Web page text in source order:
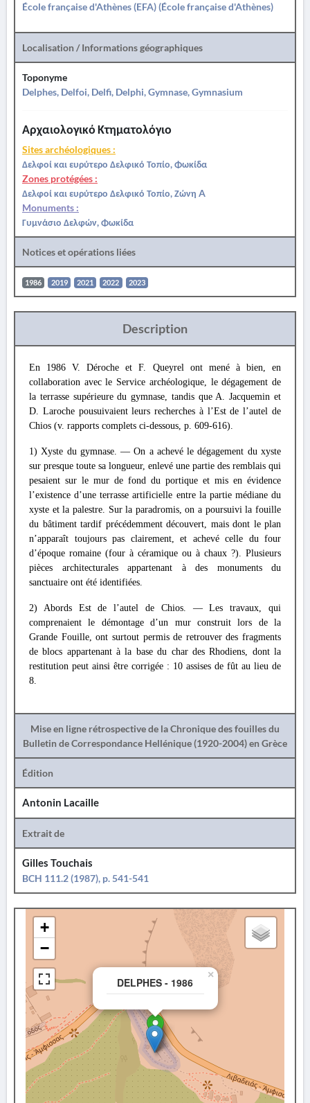
École française d'Athènes (EFA) (École française d'Athènes)
Localisation / Informations géographiques
Toponyme
Delphes, Delfoi, Delfi, Delphi, Gymnase, Gymnasium
Αρχαιολογικό Κτηματολόγιο
Sites archéologiques :
Δελφοί και ευρύτερο Δελφικό Τοπίο, Φωκίδα
Zones protégées :
Δελφοί και ευρύτερο Δελφικό Τοπίο, Ζώνη A
Monuments :
Γυμνάσιο Δελφών, Φωκίδα
Notices et opérations liées
1986 2019 2021 2022 2023
Description
En 1986 V. Déroche et F. Queyrel ont mené à bien, en
collaboration avec le Service archéologique, le dégagement de
la terrasse supérieure du gymnase, tandis que A. Jacquemin et
D. Laroche pousuivaient leurs recherches à l’Est de l’autel de
Chios (v. rapports complets ci-dessous, p. 609-616).
1) Xyste du gymnase. — On a achevé le dégagement du xyste
sur presque toute sa longueur, enlevé une partie des remblais qui
pesaient sur le mur de fond du portique et mis en évidence
l’existence d’une terrasse artificielle entre la partie médiane du
xyste et la palestre. Sur la paradromis, on a poursuivi la fouille
du bâtiment tardif précédemment découvert, mais dont le plan
n’apparaît toujours pas clairement, et achevé celle du four
d’époque romaine (four à céramique ou à chaux ?). Plusieurs
pièces architecturales appartenant à des monuments du
sanctuaire ont été identifiées.
2) Abords Est de l’autel de Chios. — Les travaux, qui
comprenaient le démontage d’un mur construit lors de la
Grande Fouille, ont surtout permis de retrouver des fragments
de blocs appartenant à la base du char des Rhodiens, dont la
restitution peut ainsi être corrigée : 10 assises de fût au lieu de
8.
Mise en ligne rétrospective de la Chronique des fouilles du
Bulletin de Correspondance Hellénique (1920-2004) en Grèce
Édition
Antonin Lacaille
Extrait de
Gilles Touchais
BCH 111.2 (1987), p. 541-541
DELPHES - 1986
×
+
−